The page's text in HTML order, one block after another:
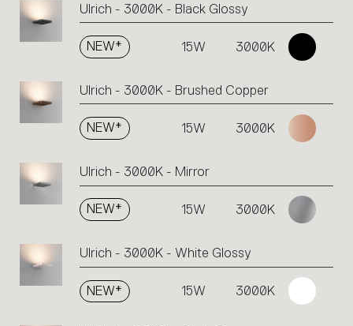
Ulrich - 3000K - Black Glossy
NEW* 15W 3000K
Ulrich - 3000K - Brushed Copper
NEW* 15W 3000K
Ulrich - 3000K - Mirror
NEW* 15W 3000K
Ulrich - 3000K - White Glossy
NEW* 15W 3000K